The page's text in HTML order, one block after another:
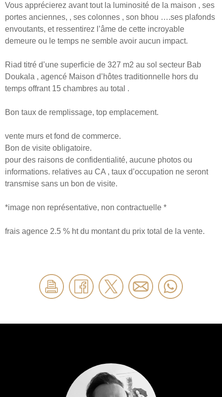
Vous apprécierez avant tout la luminosité de la maison , ses
portes anciennes, , ses colonnes , son bhou ….ses plafonds
envoutants, et ressentirez l’âme de cette incroyable
demeure ou le temps ne semble avoir aucun impact.
Riad titré d’une superficie de 327 m2 au sol secteur Bab
Doukala , agencé Maison d’hôtes traditionnelle hors du
temps offrant 15 chambres au total .
Bon taux de remplissage, top emplacement.
vente murs et fond de commerce.
Bon de visite obligatoire.
pour des raisons de confidentialité, aucune photos ou
informations. relatives au CA , taux d’occupation ne seront
transmise sans un bon de visite.
*image non représentative, non contractuelle *
frais agence 2.5 % ht du montant du prix total de la vente.